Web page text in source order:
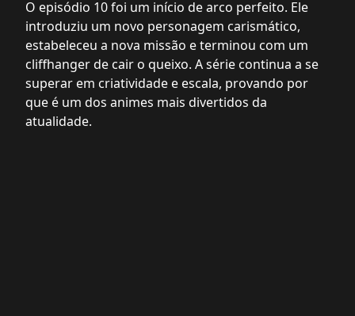
O episódio 10 foi um início de arco perfeito. Ele
introduziu um novo personagem carismático,
estabeleceu a nova missão e terminou com um
cliffhanger de cair o queixo. A série continua a se
superar em criatividade e escala, provando por
que é um dos animes mais divertidos da
atualidade.